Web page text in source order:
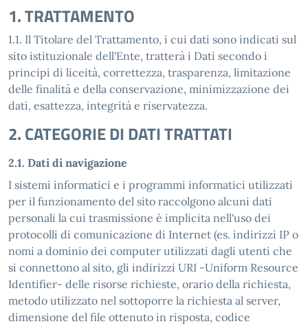
1. TRATTAMENTO
1.1. Il Titolare del Trattamento, i cui dati sono indicati sul
sito istituzionale dell'Ente, tratterà i Dati secondo i
principi di liceità, correttezza, trasparenza, limitazione
delle finalità e della conservazione, minimizzazione dei
dati, esattezza, integrità e riservatezza.
2. CATEGORIE DI DATI TRATTATI
2.1. Dati di navigazione
I sistemi informatici e i programmi informatici utilizzati
per il funzionamento del sito raccolgono alcuni dati
personali la cui trasmissione è implicita nell'uso dei
protocolli di comunicazione di Internet (es. indirizzi IP o
nomi a dominio dei computer utilizzati dagli utenti che
si connettono al sito, gli indirizzi URI -Uniform Resource
Identifier- delle risorse richieste, orario della richiesta,
metodo utilizzato nel sottoporre la richiesta al server,
dimensione del file ottenuto in risposta, codice